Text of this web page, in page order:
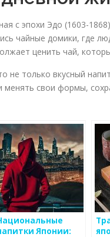
с эпохи Эдо (1603-
чайные домики, где
ценить чай,
не только вкусный
менять свои формы,
Японии: